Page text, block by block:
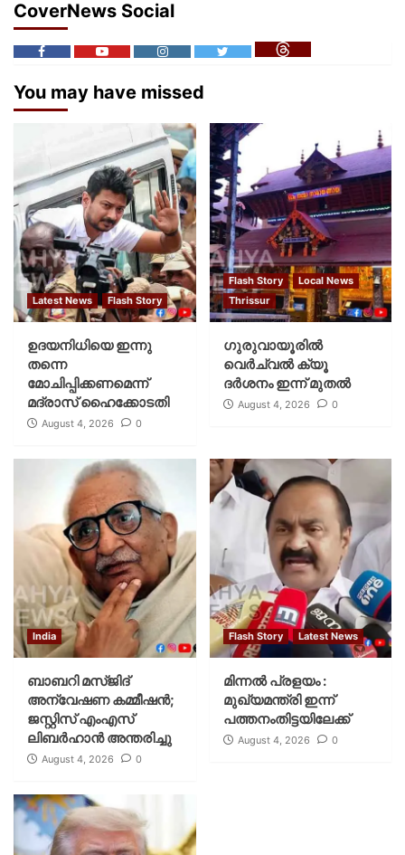
CoverNews Social
You may have missed
Latest News Flash Story
ഉദയനിധിയെ ഇന്നു
തന്നെ
മോചിപ്പിക്കണമെന്ന്
മദ്രാസ് ഹൈക്കോടതി
August 4, 2026 0
Flash Story
Local News
Thrissur
ഗുരുവായൂരില്‍
വെര്‍ച്വല്‍ ക്യൂ
ദര്‍ശനം ഇന്ന് മുതല്‍
August 4, 2026 0
India
ബാബറി മസ്ജിദ്
അന്വേഷണ കമ്മീഷന്‍;
ജസ്റ്റിസ് എംഎസ്
ലിബര്‍ഹാന്‍ അന്തരിച്ചു
August 4, 2026 0
Flash Story Latest News
മിന്നല്‍ പ്രളയം :
മുഖ്യമന്ത്രി ഇന്ന്
പത്തനംതിട്ടയിലേക്ക്
August 4, 2026 0